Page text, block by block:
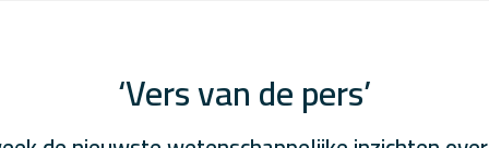
‘Vers van de pers’